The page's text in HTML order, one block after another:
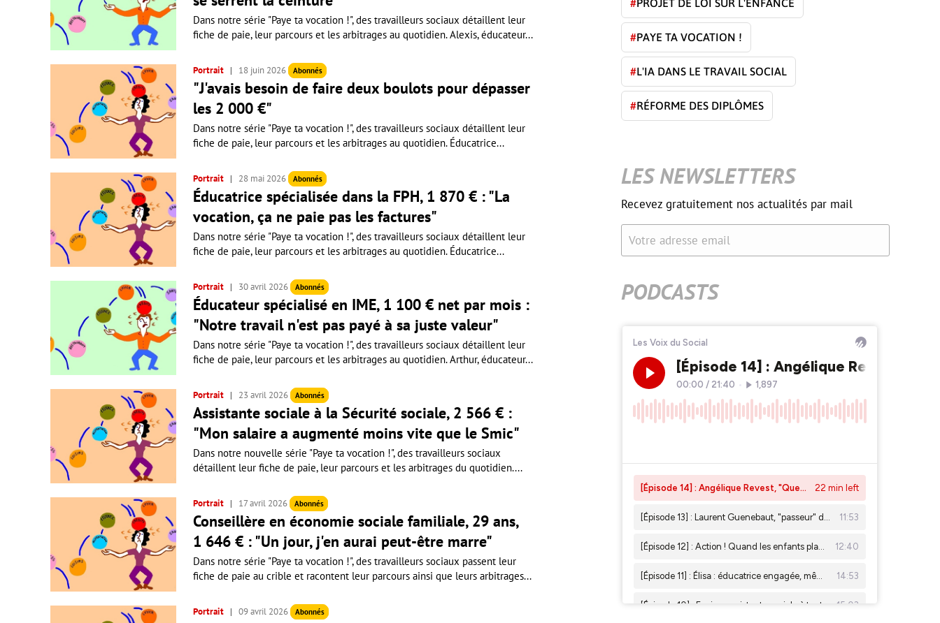
Dans notre série "Paye ta vocation !", des travailleurs sociaux détaillent leur
fiche de paie, leur parcours et les arbitrages au quotidien. Alexis, éducateur...
Portrait 18 juin 2026 Abonnés
"J'avais besoin de faire deux boulots pour dépasser
les 2 000 €"
Dans notre série "Paye ta vocation !", des travailleurs sociaux détaillent leur
fiche de paie, leur parcours et les arbitrages au quotidien. Éducatrice...
Portrait 28 mai 2026 Abonnés
Éducatrice spécialisée dans la FPH, 1 870 € : "La
vocation, ça ne paie pas les factures"
Dans notre série "Paye ta vocation !", des travailleurs sociaux détaillent leur
fiche de paie, leur parcours et les arbitrages au quotidien. Éducatrice...
Portrait 30 avril 2026 Abonnés
Éducateur spécialisé en IME, 1 100 € net par mois :
"Notre travail n'est pas payé à sa juste valeur"
Dans notre série "Paye ta vocation !", des travailleurs sociaux détaillent leur
fiche de paie, leur parcours et les arbitrages au quotidien. Arthur, éducateur...
Portrait 23 avril 2026 Abonnés
Assistante sociale à la Sécurité sociale, 2 566 € :
"Mon salaire a augmenté moins vite que le Smic"
Dans notre nouvelle série "Paye ta vocation !", des travailleurs sociaux
détaillent leur fiche de paie, leur parcours et les arbitrages du quotidien....
Portrait 17 avril 2026 Abonnés
Conseillère en économie sociale familiale, 29 ans,
1 646 € : "Un jour, j'en aurai peut-être marre"
Dans notre série "Paye ta vocation !", des travailleurs sociaux passent leur
fiche de paie au crible et racontent leur parcours ainsi que leurs arbitrages...
Portrait 09 avril 2026 Abonnés
#PROJET DE LOI SUR L'ENFANCE
#PAYE TA VOCATION !
#L'IA DANS LE TRAVAIL SOCIAL
#RÉFORME DES DIPLÔMES
LES NEWSLETTERS
Recevez gratuitement nos actualités par mail
Votre adresse email
PODCASTS